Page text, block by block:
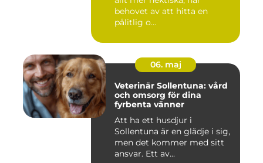
behovet av att hitta en
pålitlig o...
06. maj
Veterinär Sollentuna: vård
och omsorg för dina
fyrbenta vänner
Att ha ett husdjur i
Sollentuna är en glädje i sig,
men det kommer med sitt
ansvar. Ett av...